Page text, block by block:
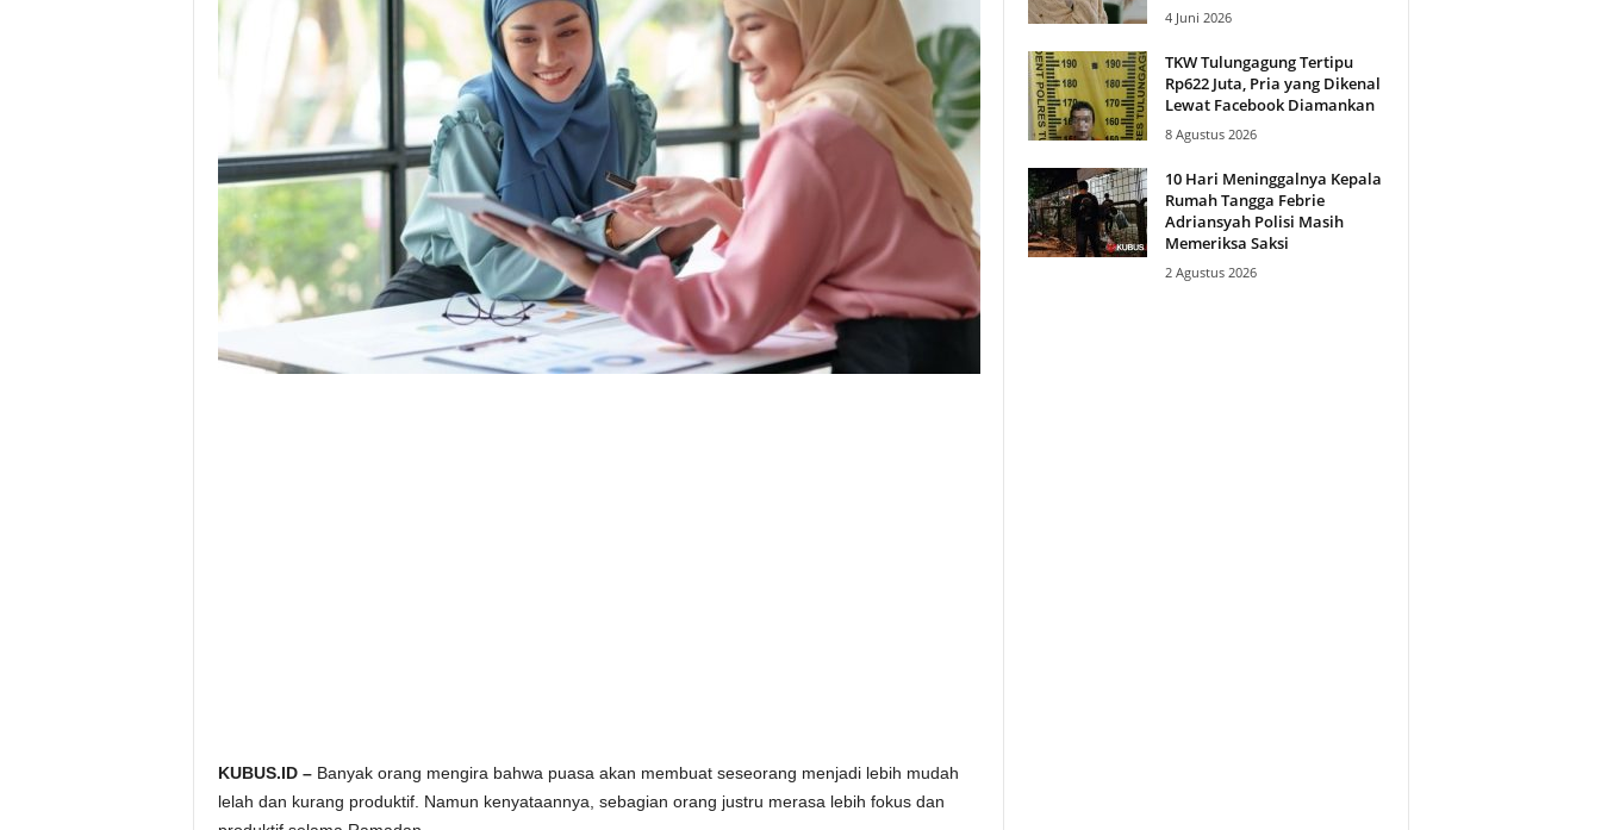
KUBUS.ID – Banyak orang mengira bahwa puasa akan membuat seseorang menjadi lebih mudah
lelah dan kurang produktif. Namun kenyataannya, sebagian orang justru merasa lebih fokus dan
4 Juni 2026
TKW Tulungagung Tertipu
Rp622 Juta, Pria yang Dikenal
Lewat Facebook Diamankan
8 Agustus 2026
10 Hari Meninggalnya Kepala
Rumah Tangga Febrie
Adriansyah Polisi Masih
Memeriksa Saksi
2 Agustus 2026